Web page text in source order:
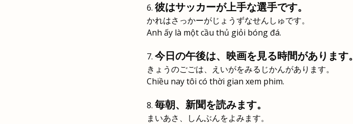
彼はサッカーが上手な選手です。
かれはさっかーがじょうずなせんしゅです。
Anh ấy là một cầu thủ giỏi bóng đá.
今日の午後は、映画を見る時間があります。
きょうのごごは、えいがをみるじかんがあります。
Chiều nay tôi có thời gian xem phim.
毎朝、新聞を読みます。
まいあさ、しんぶんをよみます。